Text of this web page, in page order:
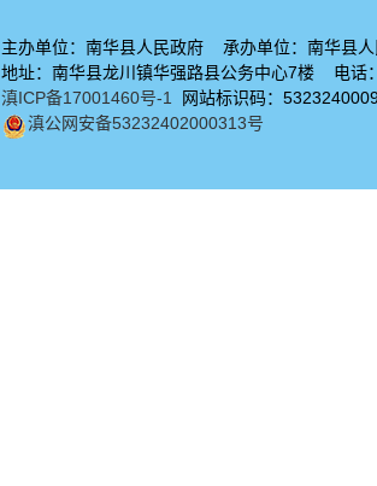
主办单位：南华县人民政府 承办单位：南华县人
地址：南华县龙川镇华强路县公务中心7楼 电
滇ICP备17001460号-1
网站标识码：
滇公网安备53232402000313号